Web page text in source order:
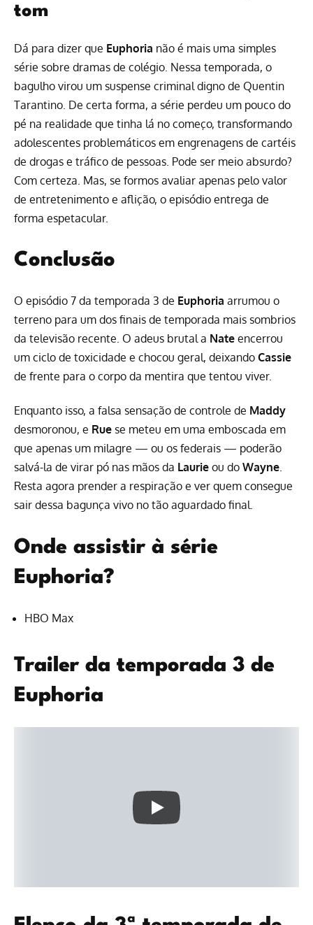
tom
Dá para dizer que Euphoria não é mais uma simples
série sobre dramas de colégio. Nessa temporada, o
bagulho virou um suspense criminal digno de Quentin
Tarantino. De certa forma, a série perdeu um pouco do
pé na realidade que tinha lá no começo, transformando
adolescentes problemáticos em engrenagens de cartéis
de drogas e tráfico de pessoas. Pode ser meio absurdo?
Com certeza. Mas, se formos avaliar apenas pelo valor
de entretenimento e aflição, o episódio entrega de
forma espetacular.
Conclusão
O episódio 7 da temporada 3 de Euphoria arrumou o
terreno para um dos finais de temporada mais sombrios
da televisão recente. O adeus brutal a Nate encerrou
um ciclo de toxicidade e chocou geral, deixando Cassie
de frente para o corpo da mentira que tentou viver.
Enquanto isso, a falsa sensação de controle de Maddy
desmoronou, e Rue se meteu em uma emboscada em
que apenas um milagre — ou os federais — poderão
salvá-la de virar pó nas mãos da Laurie ou do Wayne.
Resta agora prender a respiração e ver quem consegue
sair dessa bagunça vivo no tão aguardado final.
Onde assistir à série
Euphoria?
HBO Max
Trailer da temporada 3 de
Euphoria